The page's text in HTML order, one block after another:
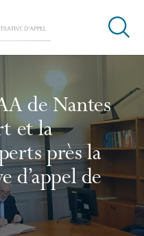
Ouvrir
de Nantes
et la
près la
d’appel de